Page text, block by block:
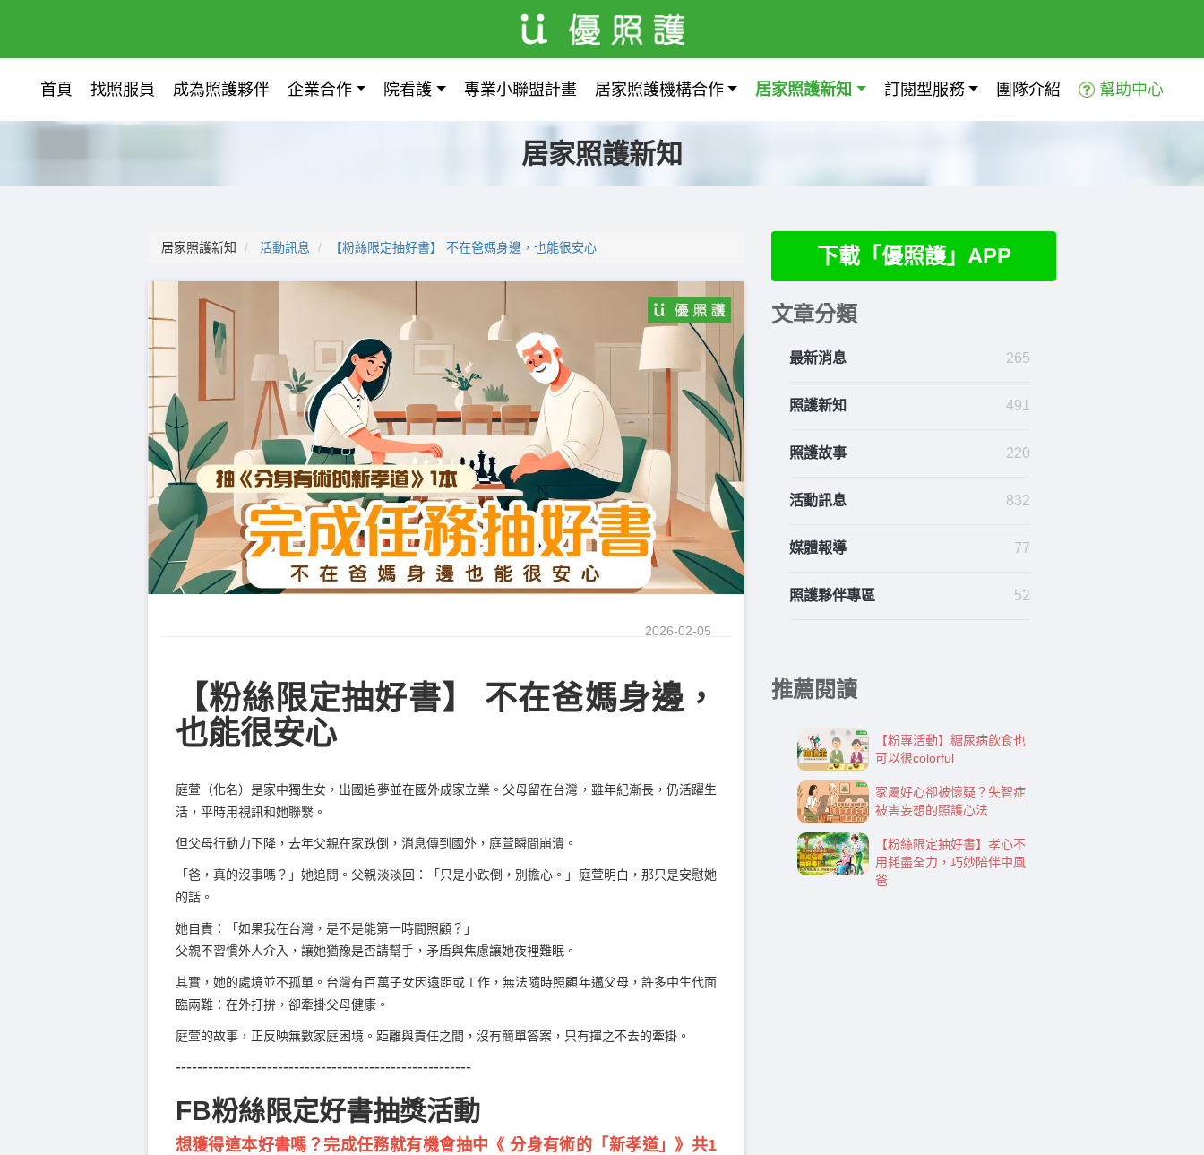
首頁 找照服員 成為照護夥伴 企業合作 院看護 專業小聯盟計畫 居家照護機構合作 居家照護新知 訂閱型服務 團隊介紹 幫助中心
居家照護新知
居家照護新知 活動訊息 【粉絲限定抽好書】 不在爸媽身邊，也能很安心
2026-02-05
【粉絲限定抽好書】 不在爸媽身邊，
也能很安心
庭萱（化名）是家中獨生女，出國追夢並在國外成家立業。父母留在台灣，雖年紀漸長，仍活躍生
活，平時用視訊和她聯繫。
但父母行動力下降，去年父親在家跌倒，消息傳到國外，庭萱瞬間崩潰。
「爸，真的沒事嗎？」她追問。父親淡淡回：「只是小跌倒，別擔心。」庭萱明白，那只是安慰她
的話。
她自責：「如果我在台灣，是不是能第一時間照顧？」
父親不習慣外人介入，讓她猶豫是否請幫手，矛盾與焦慮讓她夜裡難眠。
其實，她的處境並不孤單。台灣有百萬子女因遠距或工作，無法隨時照顧年邁父母，許多中生代面
臨兩難：在外打拚，卻牽掛父母健康。
庭萱的故事，正反映無數家庭困境。距離與責任之間，沒有簡單答案，只有揮之不去的牽掛。
-------------------------------------------------------
FB粉絲限定好書抽獎活動
想獲得這本好書嗎？完成任務就有機會抽中《 分身有術的「新孝道」》共1
下載「優照護」APP
文章分類
最新消息 265
照護新知 491
照護故事 220
活動訊息 832
媒體報導 77
照護夥伴專區 52
推薦閱讀
【粉專活動】糖尿病飲食也
可以很colorful
家屬好心卻被懷疑？失智症
被害妄想的照護心法
【粉絲限定抽好書】孝心不
用耗盡全力，巧妙陪伴中風
爸